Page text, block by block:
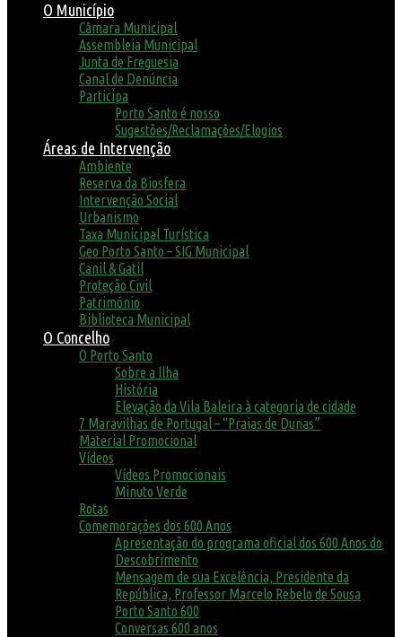
O Município
Câmara Municipal
Assembleia Municipal
Junta de Freguesia
Canal de Denúncia
Participa
Porto Santo é nosso
Sugestões/Reclamações/Elogios
Áreas de Intervenção
Ambiente
Reserva da Biosfera
Intervenção Social
Urbanismo
Taxa Municipal Turística
Geo Porto Santo – SIG Municipal
Canil & Gatil
Proteção Civil
Património
Biblioteca Municipal
O Concelho
O Porto Santo
Sobre a Ilha
História
Elevação da Vila Baleira à categoria de cidade
7 Maravilhas de Portugal – “Praias de Dunas”
Material Promocional
Vídeos
Vídeos Promocionais
Minuto Verde
Rotas
Comemorações dos 600 Anos
Apresentação do programa oficial dos 600 Anos do
Descobrimento
Mensagem de sua Excelência, Presidente da
República, Professor Marcelo Rebelo de Sousa
Porto Santo 600
Conversas 600 anos